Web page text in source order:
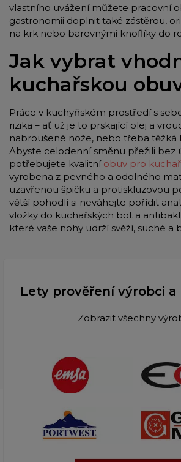
vlastního uvážení můžete pracovní
gastronomii doplnit také zástěrou,
na krk nebo barevnými knoflíky do
Jak vybrat
kuchařskou
Práce v kuchyňském prostředí s
rizika – ať už je to prskající olej a
nabroušené nože, nebo třeba těžká
Abyste celodenní směnu přežili bez
potřebujete kvalitní obuv pro
vyrobena z pevného a odolného
uzavřenou špičku a protiskluzovou
větší pohodlí si neváhejte pořídit
vložky do kuchařských bot a
které vaše nohy udrží svěží, suché a
Lety prověření výrobci
Zobrazit všechny